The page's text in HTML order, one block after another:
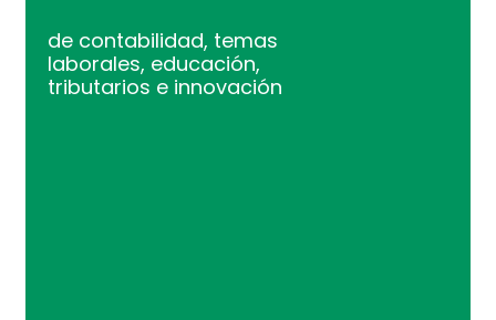
de contabilidad, temas
laborales, educación,
tributarios e innovación